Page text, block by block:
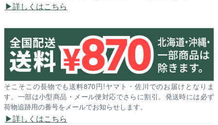
詳しくはこちら
そこそこの長物でも送料870円!ヤマト・佐川でのお届けとなりま
す。一部は小型商品・メール便対応でさらに割引。発送時には必ず
荷物追跡用の番号をメールでお知らせします。
詳しくはこちら